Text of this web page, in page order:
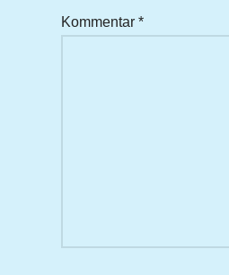
Kommentar *